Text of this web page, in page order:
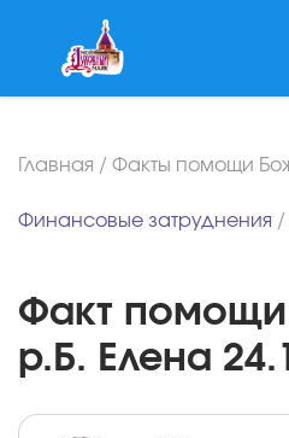
Главная / Факты помощи
Финансовые затруднения /
Факт
р.Б. Елена